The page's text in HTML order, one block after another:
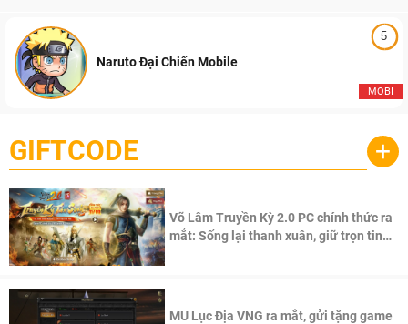
5
MOBI
Naruto Đại Chiến Mobile
GIFTCODE +
Võ Lâm Truyền Kỳ 2.0 PC chính thức ra
mắt: Sống lại thanh xuân, giữ trọn tinh
MU Lục Địa VNG ra mắt, gửi tặng game